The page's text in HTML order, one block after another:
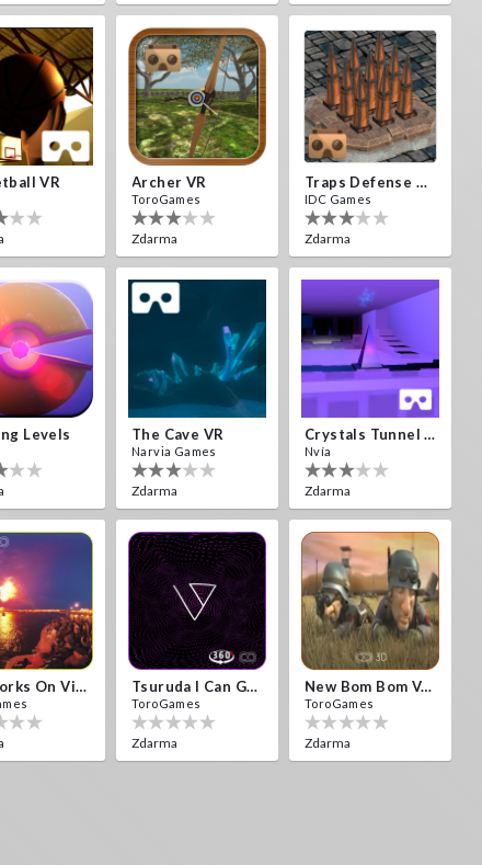
VR Archer VR
ToroGames
Zdarma
Traps Defense VR
IDC Games
Zdarma
Levels The Cave VR
Narvia Games
Zdarma
Crystals Tunnel VR
Nvía
Zdarma
Fireworks On Victory Day Tsuruda I Can Get Really Crazy
ToroGames
Zdarma
New Bom Bom Vr SBS 2020
ToroGames
Zdarma